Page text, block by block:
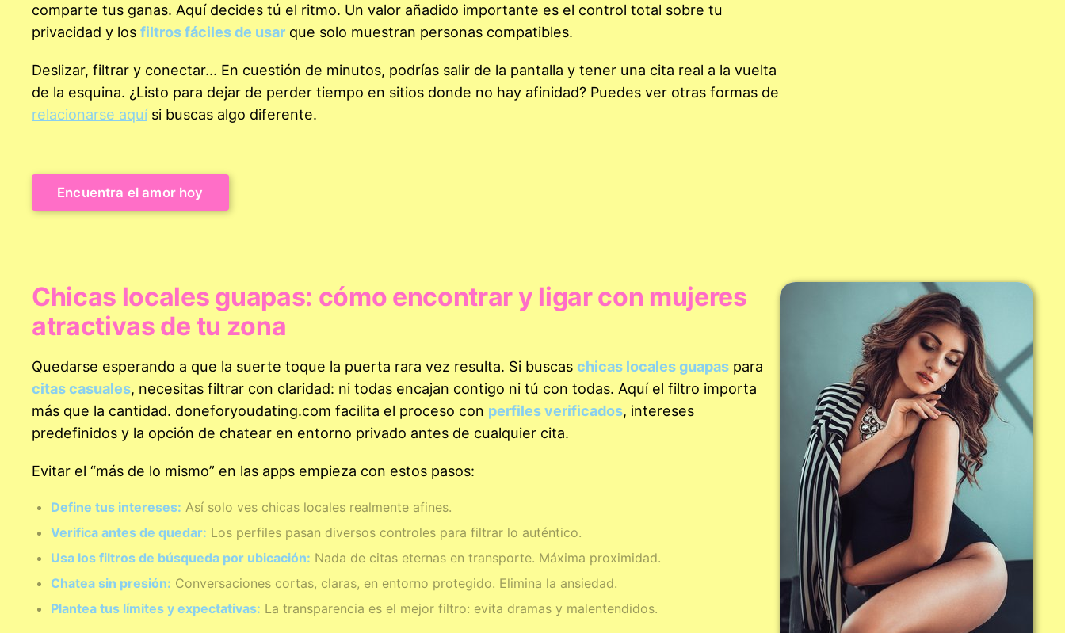
comparte tus ganas. Aquí decides tú el ritmo. Un valor añadido importante es el control total sobre tu
privacidad y los filtros fáciles de usar que solo muestran personas compatibles.
Deslizar, filtrar y conectar... En cuestión de minutos, podrías salir de la pantalla y tener una cita real a la vuelta
de la esquina. ¿Listo para dejar de perder tiempo en sitios donde no hay afinidad? Puedes ver otras formas de
relacionarse aquísi buscas algo diferente.
Encuentra el amor hoy
Chicas locales guapas: cómo encontrar y ligar con mujeres
atractivas de tu zona
Quedarse esperando a que la suerte toque la puerta rara vez resulta. Si buscas chicas locales guapas para
citas casuales, necesitas filtrar con claridad: ni todas encajan contigo ni tú con todas. Aquí el filtro importa
más que la cantidad. doneforyoudating.com facilita el proceso con perfiles verificados, intereses
predefinidos y la opción de chatear en entorno privado antes de cualquier cita.
Evitar el “más de lo mismo” en las apps empieza con estos pasos:
Define tus intereses: Así solo ves chicas locales realmente afines.
Verifica antes de quedar: Los perfiles pasan diversos controles para filtrar lo auténtico.
Usa los filtros de búsqueda por ubicación: Nada de citas eternas en transporte. Máxima proximidad.
Chatea sin presión: Conversaciones cortas, claras, en entorno protegido. Elimina la ansiedad.
Plantea tus límites y expectativas: La transparencia es el mejor filtro: evita dramas y malentendidos.